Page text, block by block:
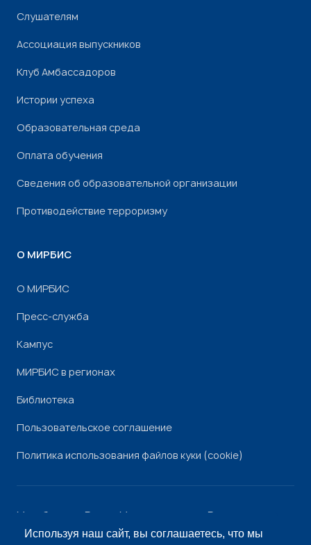
Используя наш сайт, вы соглашаетесь, что мы
Слушателям
Ассоциация выпускников
Клуб Амбассадоров
Истории успеха
Образовательная среда
Оплата обучения
Сведения об образовательной организации
Противодействие терроризму
О МИРБИС
О МИРБИС
Пресс-служба
Кампус
МИРБИС в регионах
Библиотека
Пользовательское соглашение
Политика использования файлов куки (cookie)
Минобрнауки России Минпросвещения России
РоскомнадзорРособрнадзор